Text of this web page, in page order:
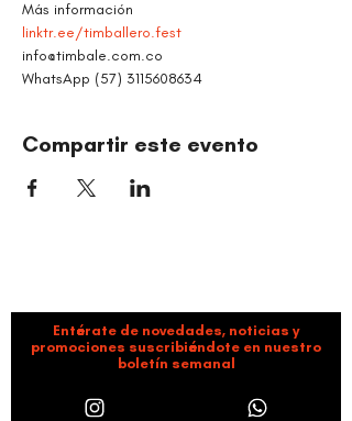
Más información
linktr.ee/timballero.fest
info@timbale.com.co
WhatsApp (57) 3115608634
Compartir este evento
Entérate de novedades, noticias y
promociones suscribiéndote en nuestro
boletín semanal